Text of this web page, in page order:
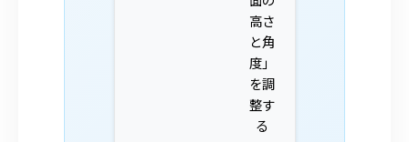
高さ
と角
度」
を調
整す
る